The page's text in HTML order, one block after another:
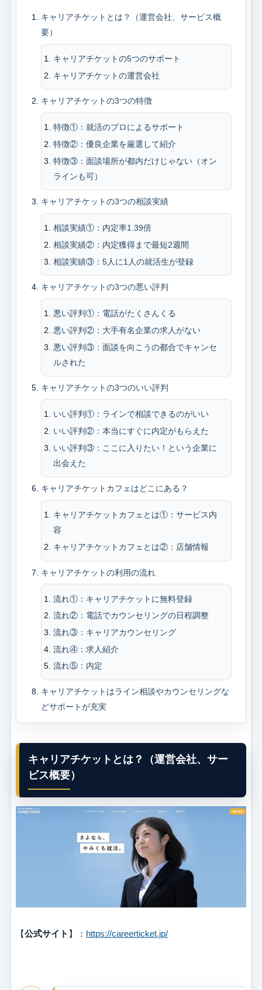
キャリアチケットとは？（運営会社、サービス概
要）
キャリアチケットの5つのサポート
キャリアチケットの運営会社
キャリアチケットの3つの特徴
特徴①：就活のプロによるサポート
特徴②：優良企業を厳選して紹介
特徴③：面談場所が都内だけじゃない（オン
ラインも可）
キャリアチケットの3つの相談実績
相談実績①：内定率1.39倍
相談実績②：内定獲得まで最短2週間
相談実績③：5人に1人の就活生が登録
キャリアチケットの3つの悪い評判
悪い評判①：電話がたくさんくる
悪い評判②：大手有名企業の求人がない
悪い評判③：面談を向こうの都合でキャンセ
ルされた
キャリアチケットの3つのいい評判
いい評判①：ラインで相談できるのがいい
いい評判②：本当にすぐに内定がもらえた
いい評判③：ここに入りたい！という企業に
出会えた
キャリアチケットカフェはどこにある？
キャリアチケットカフェとは①：サービス内
容
キャリアチケットカフェとは②：店舗情報
キャリアチケットの利用の流れ
流れ①：キャリアチケットに無料登録
流れ②：電話でカウンセリングの日程調整
流れ③：キャリアカウンセリング
流れ④：求人紹介
流れ⑤：内定
キャリアチケットはライン相談やカウンセリングな
どサポートが充実
キャリアチケットとは？（運営会社、サー
ビス概要）
【公式サイト 】： https://careerticket.jp/